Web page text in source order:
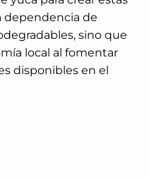
dependencia de
sino que
local al fomentar
disponibles en el